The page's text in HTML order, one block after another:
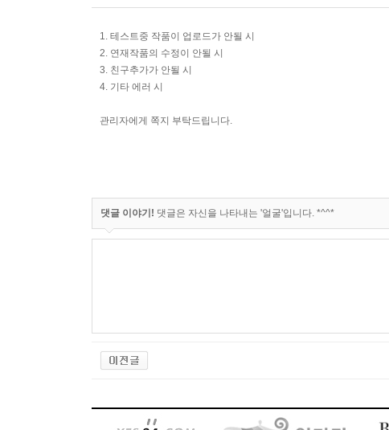
1. 테스트중 작품이 업로드가 안될 시
2. 연재작품의 수정이 안될 시
3. 친구추가가 안될 시
4. 기타 에러 시
관리자에게 쪽지 부탁드립니다.
댓글 이야기! 댓글은 자신을 나타내는 '얼굴'입니다. *^^*